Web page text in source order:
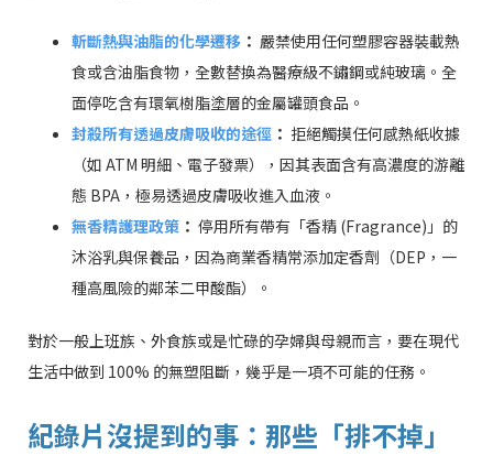
斬斷熱與油脂的化學遷移 ： 嚴禁使用任何塑膠容器裝載熱
食或含油脂食物，全數替換為醫療級不鏽鋼或純玻璃。全
面停吃含有環氧樹脂塗層的金屬罐頭食品。
封殺所有透過皮膚吸收的途徑 ： 拒絕觸摸任何感熱紙收據
（如 ATM 明細、電子發票），因其表面含有高濃度的游離
態 BPA，極易透過皮膚吸收進入血液。
無香精護理政策 ： 停用所有帶有「香精 (Fragrance)」的
沐浴乳與保養品，因為商業香精常添加定香劑（DEP，一
種高風險的鄰苯二甲酸酯）。
對於一般上班族、外食族或是忙碌的孕婦與母親而言，要在現代
生活中做到 100% 的無塑阻斷，幾乎是一項不可能的任務。
紀錄片沒提到的事：那些「排不掉」